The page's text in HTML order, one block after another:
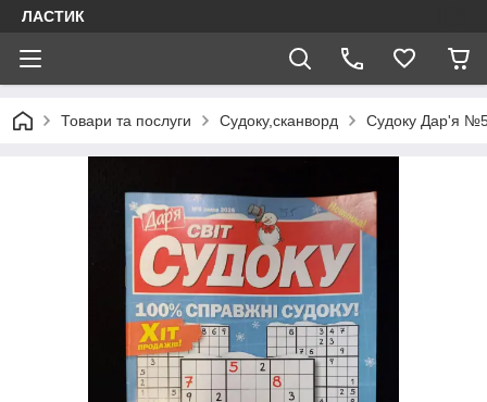
ЛАСТИК
Товари та послуги Судоку,сканворд Судоку Дар'я